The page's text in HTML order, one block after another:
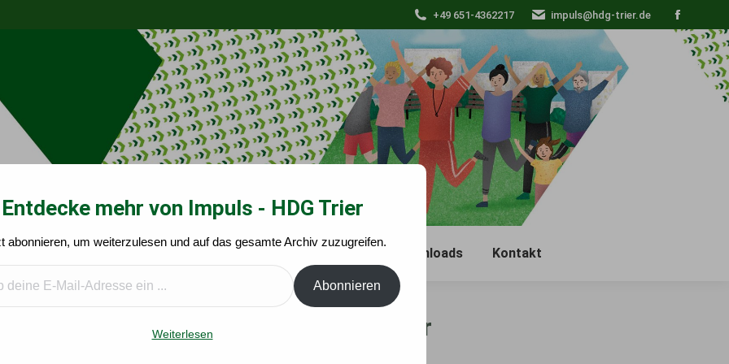
+49 651-4362217 impuls@hdg-trier.de
Facebook
page
opens
Impuls-Angebote Leichte Wege Idee Downloads Kontakt
Belastung Erwerbsloser Trier
Erwerbsloser Trier
Entdecke mehr von Impuls - HDG Trier
abonnieren, um weiterzulesen und auf das gesamte Archiv zuzugreifen.
Abonnieren
Weiterlesen